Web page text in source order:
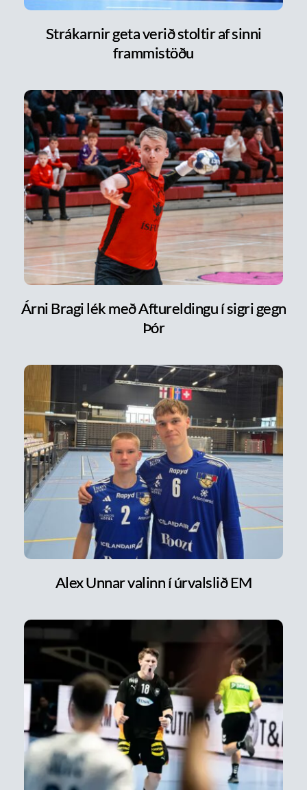
Strákarnir geta verið stoltir af sinni
frammistöðu
Árni Bragi lék með Aftureldingu í sigri gegn
Þór
Alex Unnar valinn í úrvalslið EM